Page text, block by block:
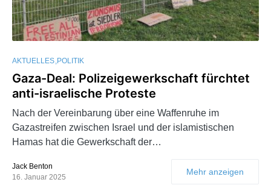
AKTUELLES POLITIK
Gaza-Deal: Polizeigewerkschaft fürchtet
anti-israelische Proteste
Nach der Vereinbarung über eine Waffenruhe im
Gazastreifen zwischen Israel und der islamistischen
Hamas hat die Gewerkschaft der…
Jack Benton
16. Januar 2025
Mehr anzeigen